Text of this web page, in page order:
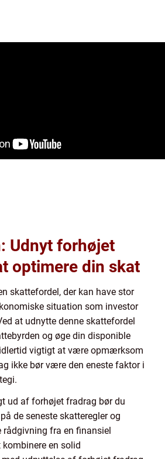
Udnyt forhøjet
optimere din skat
skattefordel, der kan have stor
situation som investor
at udnytte denne skattefordel
og øge din disponible
vigtigt at være opmærksom
ikke bør være den eneste faktor i
ud af forhøjet fradrag bør du
de seneste skatteregler og
rådgivning fra en finansiel
en solid